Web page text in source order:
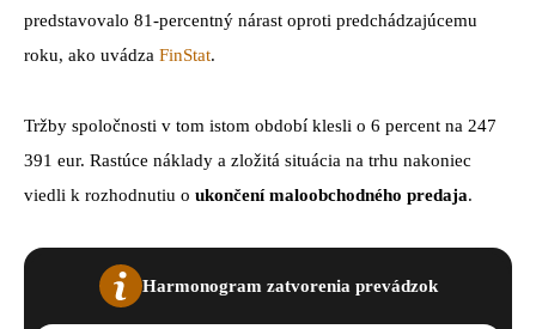
predstavovalo 81-percentný nárast oproti predchádzajúcemu
roku, ako uvádza FinStat.
Tržby spoločnosti v tom istom období klesli o 6 percent na 247
391 eur. Rastúce náklady a zložitá situácia na trhu nakoniec
viedli k rozhodnutiu o ukončení maloobchodného predaja.
Harmonogram zatvorenia prevádzok